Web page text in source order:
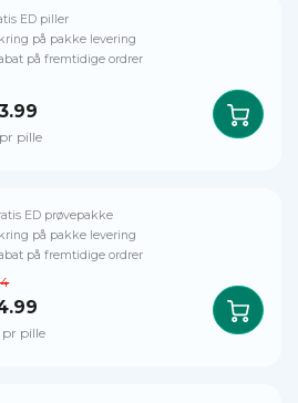
pille
ED piller
på pakke levering
på fremtidige ordrer
pr pille
ED prøvepakke
på pakke levering
på fremtidige ordrer